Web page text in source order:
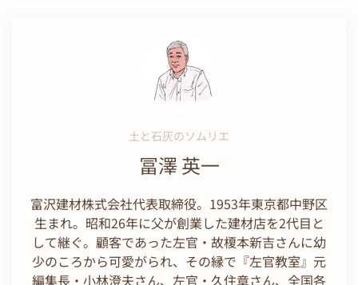
土と石灰のソムリエ
冨澤 英一
富沢建材株式会社代表取締役。1953年東京都中野区
生まれ。昭和26年に父が創業した建材店を2代目と
して継ぐ。顧客であった左官・故榎本新吉さんに幼
少のころから可愛がられ、その縁で『左官教室』元
編集長・小林澄夫さん、左官・久住章さん、全国各